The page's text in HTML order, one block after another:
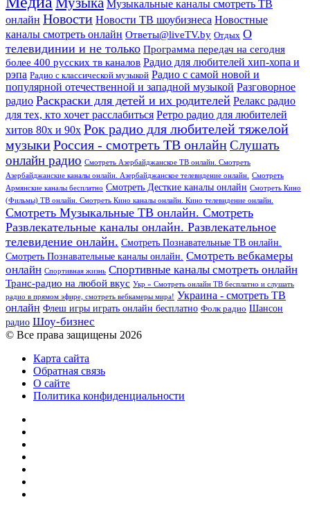
Музыкальные каналы смотреть ТВ
онлайн Новости Новости ТВ шоубизнеса Новостные
каналы смотреть онлайн Ответы@liveTV.by Отдых О
телевидинии и не только Программа передач на сегодня
более 400 русских тв каналов Радио для любителей хип-хопа и
рэпа Радио с классической музыкой Радио с самой новой и
популярной отечественной и западной музыкой Разговорное
радио Раскраски для детей и их родителей Релакс радио
для тех, кто хочет расслабиться Ретро радио для любителей
хитов 80х и 90х Рок радио для любителей тяжелой
музыкиРоссия - смотреть ТВ онлайнСлушать
онлайн радио Смотреть Азербайджанское ТВ онлайн. Смотреть
Азербайджанские каналы онлайн. Азербайджанское телевидение онлайн.
Смотреть
Армянские каналы бесплатно Смотреть Десткие каналы онлайн Смотреть Кино
(Фильмы) ТВ онлайн. Смотреть Кино каналы онлайн. Кино телевидение онлайн.
Смотреть Музыкальные ТВ онлайн. Смотреть
Развлекательные каналы онлайн. Развлекательное
телевидение онлайн. Смотреть Познавательные ТВ онлайн.
Смотреть Познавательные каналы онлайн. Смотреть вебкамеры
онлайн Спортивная жизнь Спортивные каналы смотреть онлайн
Транс-радио на любой вкус Укр » Смотреть онлайн ТВ бесплатно и слушать
радио в прямом эфире, смотреть вебкамеры мира! Украина - смотреть ТВ
онлайн Флеш игры играть онлайн бесплатно Фолк радио Шансон
радио Шоу-бизнес
© Все права защищены 2026
Карта сайта
Обратная связь
О сайте
Политика конфиденциальности